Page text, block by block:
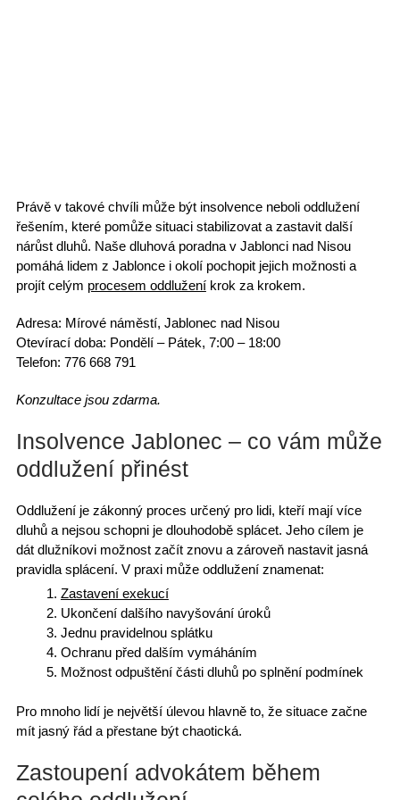
Právě v takové chvíli může být insolvenceneboli oddlužení
řešením, které pomůže situaci stabilizovat a zastavit další
nárůst dluhů. Naše dluhová poradna v Jablonci nad Nisou
pomáhá lidem z Jablonce i okolí pochopit jejich možnosti a
projít celým procesem oddluženíkrok za krokem.
Adresa: Mírové náměstí, Jablonec nad Nisou
Otevírací doba: Pondělí – Pátek, 7:00 – 18:00
Telefon: 776 668 791
Konzultace jsou zdarma.
Insolvence Jablonec – co vám může
oddlužení přinést
Oddlužení je zákonný proces určený pro lidi, kteří mají více
dluhůa nejsou schopni je dlouhodobě splácet. Jeho cílem je
dát dlužníkovi možnost začít znovua zároveň nastavit jasná
pravidla splácení. V praxi může oddlužení znamenat:
Zastavení exekucí
Ukončení dalšího navyšování úroků
Jednu pravidelnou splátku
Ochranu před dalším vymáháním
Možnost odpuštění části dluhůpo splnění podmínek
Pro mnoho lidí je největší úlevou hlavně to, že situace začne
mít jasný řád a přestane být chaotická.
Zastoupení advokátem během